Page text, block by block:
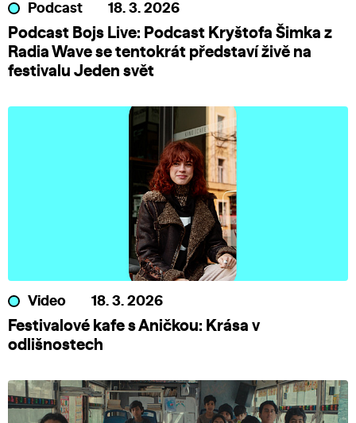
Podcast 18. 3. 2026
Podcast Bojs Live: Podcast Kryštofa Šimka z
Radia Wave se tentokrát představí živě na
festivalu Jeden svět
Video 18. 3. 2026
Festivalové kafe s Aničkou: Krása v
odlišnostech